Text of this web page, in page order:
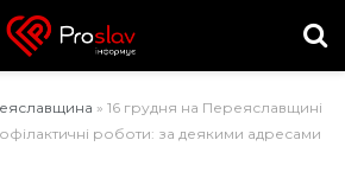
» 16 грудня на Переяславщині
роботи: за деякими адресами